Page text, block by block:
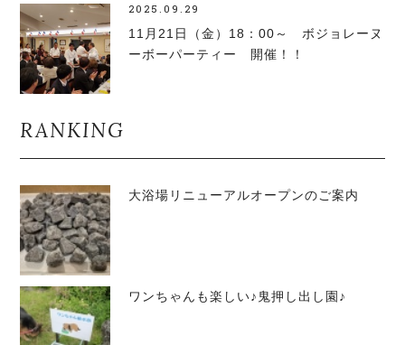
2025.09.29
11月21日（金）18：00～ ボジョレーヌ
ーボーパーティー 開催！！
RANKING
大浴場リニューアルオープンのご案内
ワンちゃんも楽しい♪鬼押し出し園♪